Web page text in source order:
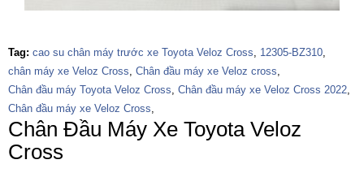
Tag: cao su chân máy trước xe Toyota Veloz Cross, 12305-BZ310,
chân máy xe Veloz Cross, Chân đầu máy xe Veloz cross,
Chân đầu máy Toyota Veloz Cross, Chân đầu máy xe Veloz Cross 2022,
Chân đầu máy xe Veloz Cross,
Chân Đầu Máy Xe Toyota Veloz
Cross